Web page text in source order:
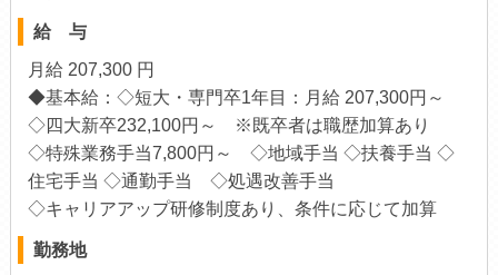
給 与
月給 207,300 円
◆基本給：◇短大・専門卒1年目：月給 207,300円～
◇四大新卒232,100円～ ※既卒者は職歴加算あり
◇特殊業務手当7,800円～ ◇地域手当 ◇扶養手当 ◇
住宅手当 ◇通勤手当 ◇処遇改善手当
◇キャリアアップ研修制度あり、条件に応じて加算
勤務地